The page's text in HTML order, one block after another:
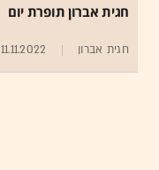
חגית אברון תופרת יום
חגית אברון 11.11.2022